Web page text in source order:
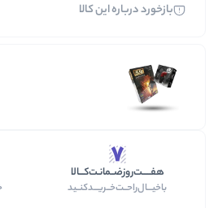
بازخورد درباره این کالا
هفـــــت‌روز‌ضــمانـت‌کـــالا
با‌خیـــال‌راحــت‌‌‌خــریـــد‌کنــید